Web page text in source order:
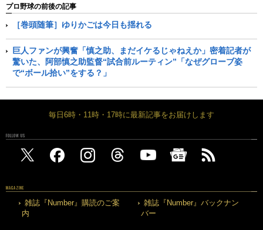
プロ野球の前後の記事
［巻頭随筆］ゆりかごは今日も揺れる
巨人ファンが興奮「慎之助、まだイケるじゃねえか」密着記者が
驚いた、阿部慎之助監督“試合前ルーティン”「なぜグローブ姿
で“ボール拾い”をする？」
毎日6時・11時・17時に最新記事をお届けします
FOLLOW US
MAGAZINE
雑誌『Number』購読のご案
内
雑誌『Number』バックナン
バー